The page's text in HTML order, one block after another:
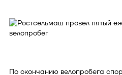
По окончанию велопробега